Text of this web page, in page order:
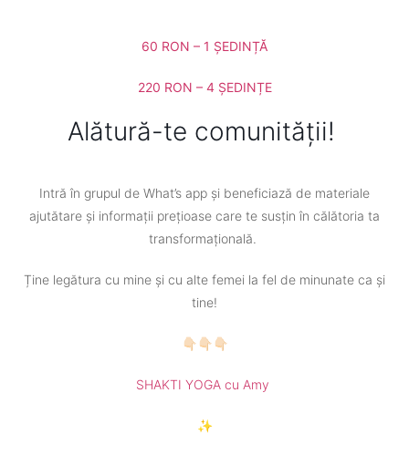
60 RON – 1 ȘEDINȚĂ
220 RON – 4 ȘEDINȚE
Alătură-te comunității!
Intră în grupul de What’s app și beneficiază de materiale
ajutătare și informații prețioase care te susțin în călătoria ta
transformațională.
Ține legătura cu mine și cu alte femei la fel de minunate ca și
tine!
👇🏻👇🏻👇🏻​
SHAKTI YOGA cu Amy
✨